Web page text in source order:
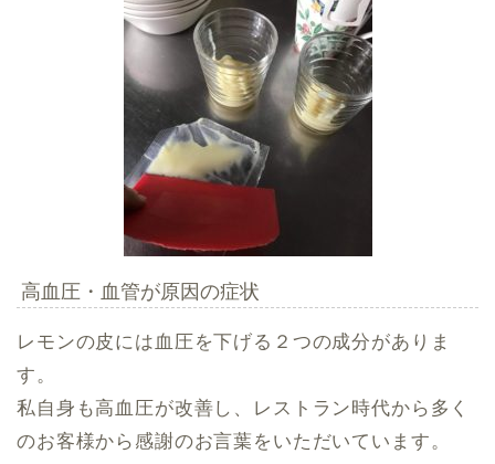
高血圧・血管が原因の症状
レモンの皮には血圧を下げる２つの成分がありま
す。
私自身も高血圧が改善し、レストラン時代から多く
のお客様から感謝のお言葉をいただいています。